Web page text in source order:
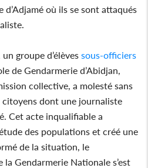
d’Adjamé où ils se sont attaqués
groupe d’élèvessous-officiers
de Gendarmerie d’Abidjan,
collective, a molesté sans
citoyens dont une journaliste
Cet acte inqualifiable a
des populations et créé une
de la situation, le
Gendarmerie Nationale s’est